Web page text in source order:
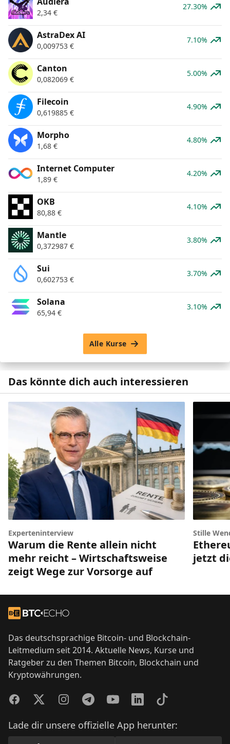
2,34 €
27.30%
AstraDex AI
0,009753 €
7.10%
Canton
0,082069 €
5.00%
Filecoin
0,619885 €
4.90%
Morpho
1,68 €
4.80%
Internet Computer
1,89 €
4.20%
OKB
80,88 €
4.10%
Mantle
0,372987 €
3.80%
Sui
0,602753 €
3.70%
Solana
65,94 €
3.10%
Alle Kurse
Das könnte dich auch interessieren
Experteninterview
Warum die Rente allein nicht
mehr reicht – Wirtschaftsweise
zeigt Wege zur Vorsorge auf
Stille
jetzt
Zur Startseite
Das deutschsprachige Bitcoin- und Blockchain-
Leitmedium seit 2014. Aktuelle News, Kurse und
Ratgeber zu den Themen Bitcoin, Blockchain und
Kryptowährungen.
FacebookTwitterInstagramTelegramYouTubeLinkedInTikTok
Lade dir unsere offizielle App herunter: